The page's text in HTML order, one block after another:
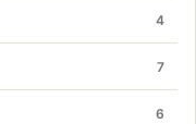
4
7
6